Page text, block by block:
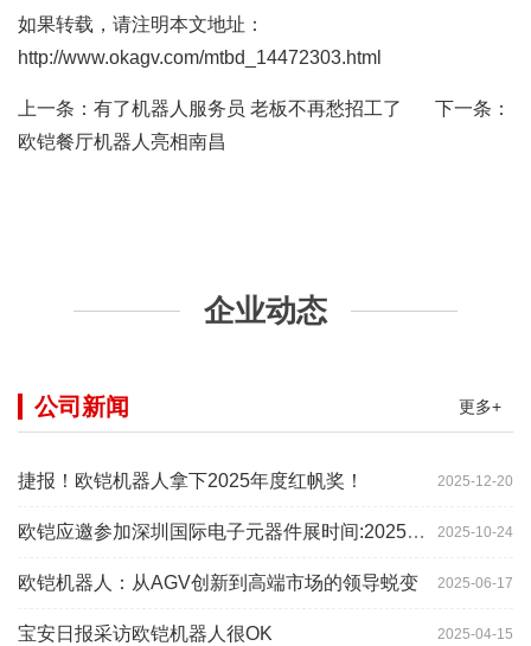
如果转载，请注明本文地址：
http://www.okagv.com/mtbd_14472303.html
上一条： 有了机器人服务员 老板不再愁招工了
下一条：
欧铠餐厅机器人亮相南昌
企业动态
更多+
公司新闻
2025-12-20
捷报！欧铠机器人拿下2025年度红帆奖！
2025-10-24
欧铠应邀参加深圳国际电子元器件展时间:2025年10月28-
2025-06-17
欧铠机器人：从AGV创新到高端市场的领导蜕变
2025-04-15
宝安日报采访欧铠机器人很OK